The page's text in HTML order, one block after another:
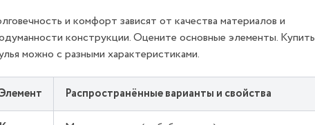
и комфорт зависят от качества материалов и
конструкции. Оцените основные элементы. Купить
можно с разными характеристиками.
Распространённые варианты и свойства